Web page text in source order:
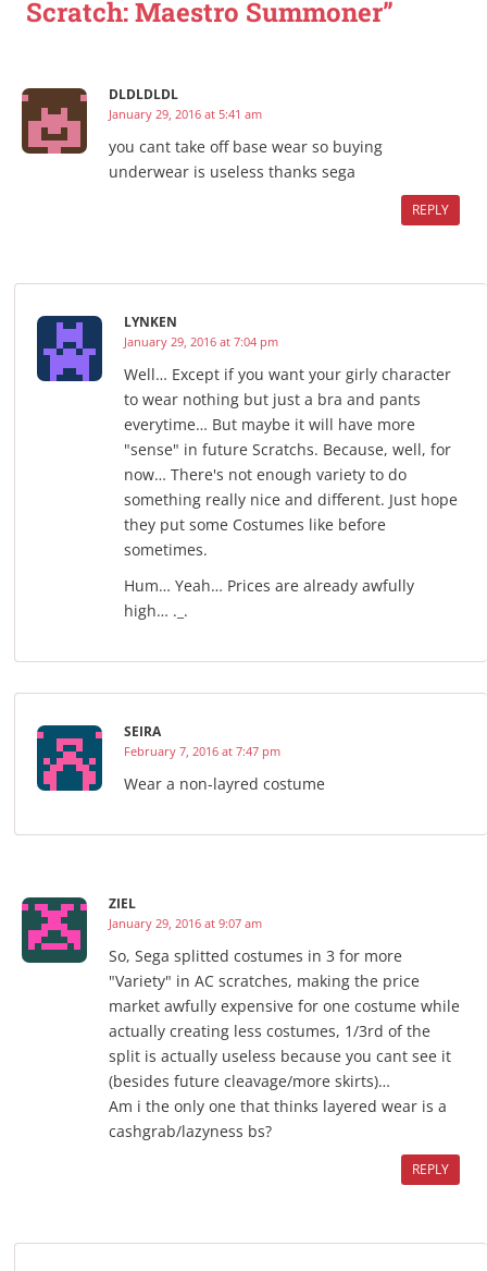
Scratch: Maestro Summoner”
DLDLDLDL
January 29, 2016 at 5:41 am
you cant take off base wear so buying
underwear is useless thanks sega
REPLY
LYNKEN
January 29, 2016 at 7:04 pm
Well… Except if you want your girly character
to wear nothing but just a bra and pants
everytime… But maybe it will have more
"sense" in future Scratchs. Because, well, for
now… There's not enough variety to do
something really nice and different. Just hope
they put some Costumes like before
sometimes.
Hum… Yeah… Prices are already awfully
high… ._.
SEIRA
February 7, 2016 at 7:47 pm
Wear a non-layred costume
ZIEL
January 29, 2016 at 9:07 am
So, Sega splitted costumes in 3 for more
"Variety" in AC scratches, making the price
market awfully expensive for one costume while
actually creating less costumes, 1/3rd of the
split is actually useless because you cant see it
(besides future cleavage/more skirts)…
Am i the only one that thinks layered wear is a
cashgrab/lazyness bs?
REPLY